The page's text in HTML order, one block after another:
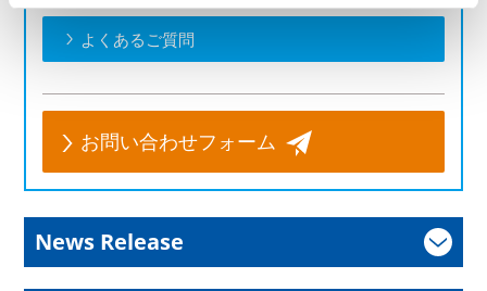
よくあるご質問
お問い合わせフォーム
News Release